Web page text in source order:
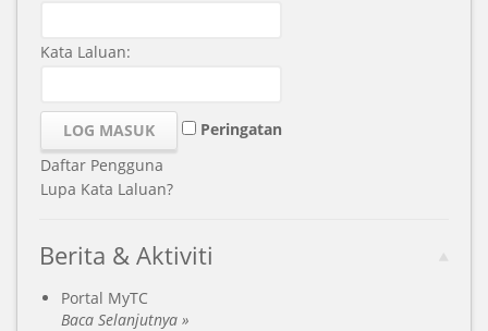
Kata Laluan:
Peringatan
Daftar Pengguna
Lupa Kata Laluan?
Berita & Aktiviti
Portal MyTC
Baca Selanjutnya »